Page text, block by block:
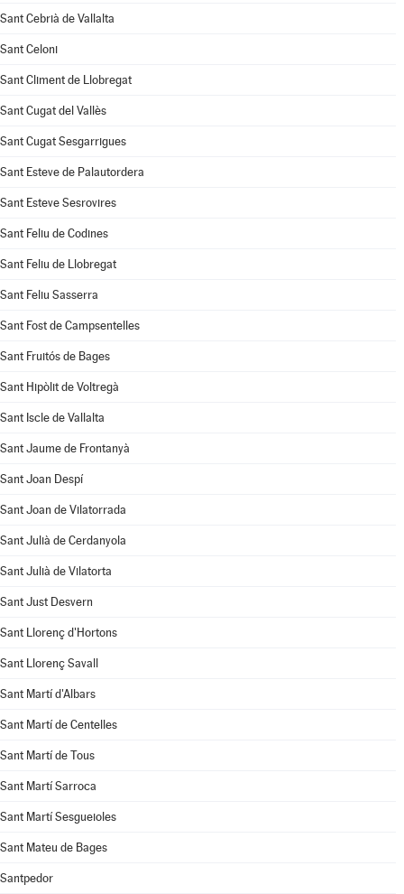
Sant Cebrià de Vallalta
Sant Celoni
Sant Climent de Llobregat
Sant Cugat del Vallès
Sant Cugat Sesgarrigues
Sant Esteve de Palautordera
Sant Esteve Sesrovires
Sant Feliu de Codines
Sant Feliu de Llobregat
Sant Feliu Sasserra
Sant Fost de Campsentelles
Sant Fruitós de Bages
Sant Hipòlit de Voltregà
Sant Iscle de Vallalta
Sant Jaume de Frontanyà
Sant Joan Despí
Sant Joan de Vilatorrada
Sant Julià de Cerdanyola
Sant Julià de Vilatorta
Sant Just Desvern
Sant Llorenç d'Hortons
Sant Llorenç Savall
Sant Martí d'Albars
Sant Martí de Centelles
Sant Martí de Tous
Sant Martí Sarroca
Sant Martí Sesgueioles
Sant Mateu de Bages
Santpedor